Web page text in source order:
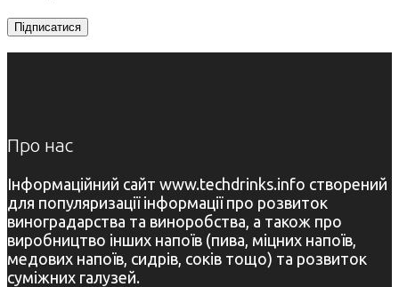
Про нас
Інформаційний сайт www.techdrinks.info створений
для популяризації інформації про розвиток
виноградарства та виноробства, а також про
виробництво інших напоїв (пива, міцних напоїв,
медових напоїв, сидрів, соків тощо) та розвиток
суміжних галузей.